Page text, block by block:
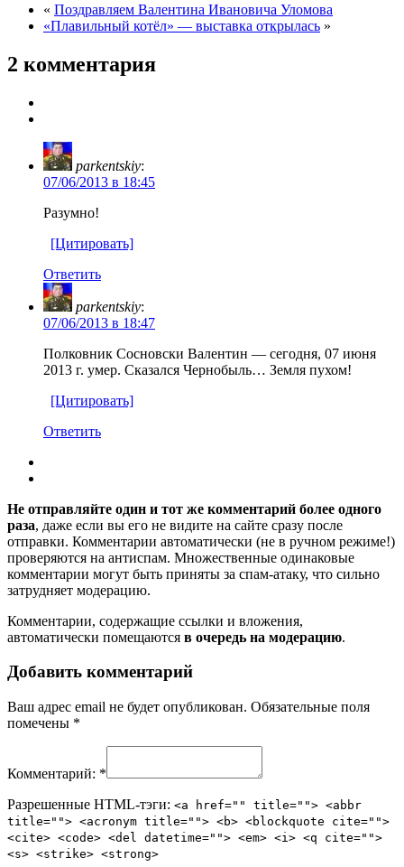
« Поздравляем Валентина Ивановича Уломова
«Плавильный котёл» — выставка открылась »
2 комментария
parkentskiy:
07/06/2013 в 18:45
Разумно!
[Цитировать]
Ответить
parkentskiy:
07/06/2013 в 18:47
Полковник Сосновски Валентин — сегодня, 07 июня
2013 г. умер. Сказался Чернобыль… Земля пухом!
[Цитировать]
Ответить
Не отправляйте один и тот же комментарий более одного
раза, даже если вы его не видите на сайте сразу после
отправки. Комментарии автоматически (не в ручном режиме!)
проверяются на антиспам. Множественные одинаковые
комментарии могут быть приняты за спам-атаку, что сильно
затрудняет модерацию.
Комментарии, содержащие ссылки и вложения,
автоматически помещаются в очередь на модерацию.
Добавить комментарий
Ваш адрес email не будет опубликован. Обязательные поля
помечены *
Комментарий: *
Разрешенные HTML-тэги: <a href="" title=""> <abbr
title=""> <acronym title=""> <b> <blockquote cite="">
<cite> <code> <del datetime=""> <em> <i> <q cite="">
<s> <strike> <strong>